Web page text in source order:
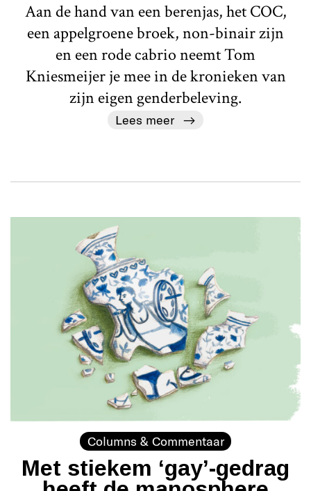
Aan de hand van een berenjas, het COC,
een appelgroene broek, non-binair zijn
en een rode cabrio neemt Tom
Kniesmeijer je mee in de kronieken van
zijn eigen genderbeleving.
Lees meer
Columns & Commentaar
Met stiekem ‘gay’-gedrag